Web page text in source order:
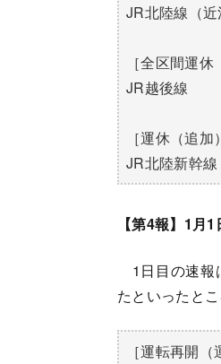
JR北陸線（近
［全区間運休
JR越後線
［運休（追加
JR北陸新幹
【第4報】1月
1日目の速報
たといったとこ
［運転再開